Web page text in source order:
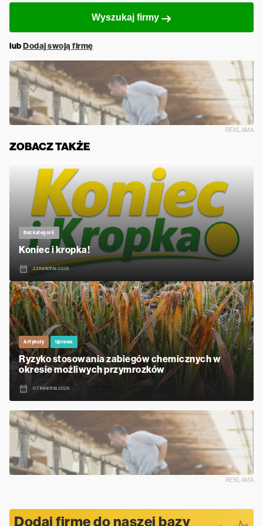
Wyszukaj firmy
lubDodaj swoją firmę
REKLAMA
ZOBACZ TAKŻE
Bez kategorii
Koniec i kropka!
23 kwietnia 2026
Artykuły Uprawa
Ryzyko stosowania zabiegów chemicznych w
okresie możliwych przymrozków
07 kwietnia 2026
REKLAMA
Dodaj firmę do naszej bazy